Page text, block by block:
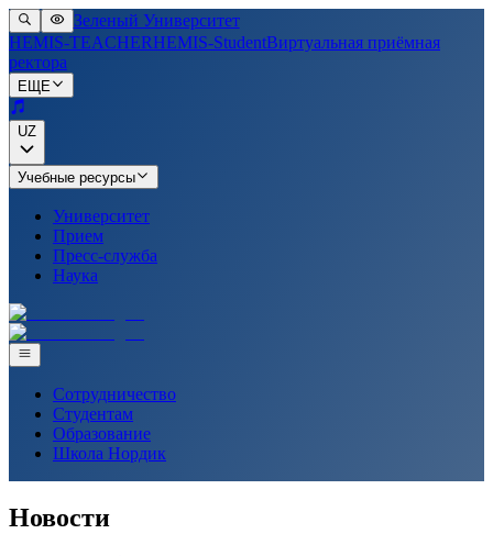
Зеленый Университет
HEMIS-TEACHERHEMIS-StudentВиртуальная приёмная
ректора
ЕЩЕ
UZ
Учебные ресурсы
Университет
Прием
Пресс-служба
Наука
Сотрудничество
Студентам
Образование
Школа Нордик
Новости